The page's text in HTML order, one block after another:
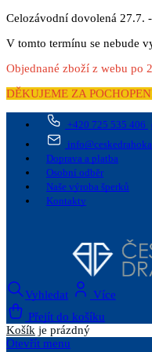
Celozávodní dovolená 27.7.
V tomto termínu se nebude
Objednané zboží z webu po
DĚKUJEME ZA
+420 725 535 406
Doprava a platba
Osobní odběr
Naše výroba šperků
Kontakty
Vyhledat
Více
Přejít do košíku
Košík je prázdný
Otevřít menu